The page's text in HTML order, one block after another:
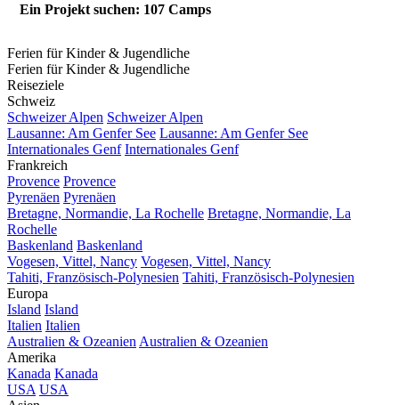
Ein Projekt suchen: 107 Camps
Ferien für Kinder & Jugendliche
Ferien für Kinder & Jugendliche
Reiseziele
Schweiz
Schweizer Alpen Schweizer Alpen
Lausanne: Am Genfer See Lausanne: Am Genfer See
Internationales Genf Internationales Genf
Frankreich
Provence Provence
Pyrenäen Pyrenäen
Bretagne, Normandie, La Rochelle Bretagne, Normandie, La
Rochelle
Baskenland Baskenland
Vogesen, Vittel, Nancy Vogesen, Vittel, Nancy
Tahiti, Französisch-Polynesien Tahiti, Französisch-Polynesien
Europa
Island Island
Italien Italien
Australien & Ozeanien Australien & Ozeanien
Amerika
Kanada Kanada
USA USA